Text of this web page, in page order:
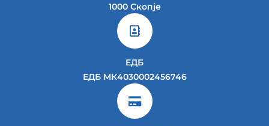
1000 Скопје
ЕДБ
ЕДБ МК4030002456746